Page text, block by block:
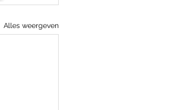
Alles weergeven